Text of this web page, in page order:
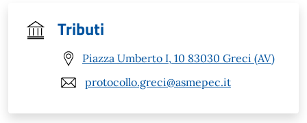
Tributi
Piazza Umberto I, 10 83030 Greci (AV)
protocollo.greci@asmepec.it